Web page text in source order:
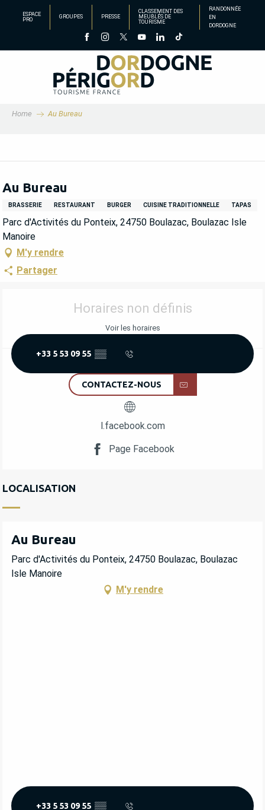
principal
ESPACE
PRO
GROUPES PRESSE
CLASSEMENT DES
MEUBLÉS DE
TOURISME
RANDONNÉE
EN
DORDOGNE
Home Au Bureau
Au Bureau
BRASSERIE RESTAURANT BURGER CUISINE TRADITIONNELLE TAPAS
Parc d'Activités du Ponteix, 24750 Boulazac, Boulazac Isle
Manoire
M'y rendre
Partager
OUVERTURE ET COORDONNÉES
Horaires non définis
Voir les horaires
+33 5 53 09 55 ▒▒
CONTACTEZ-NOUS
l.facebook.com
Page Facebook
LOCALISATION
Au Bureau
Parc d'Activités du Ponteix, 24750 Boulazac, Boulazac
Isle Manoire
M'y rendre
+33 5 53 09 55 ▒▒